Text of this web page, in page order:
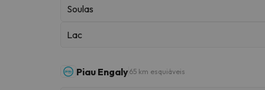
Soulas
Lac
Piau Engaly65 km esquiáveis